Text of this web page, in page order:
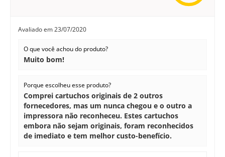
Avaliado em23/07/2020
O que você achou do produto?
Muito bom!
Porque escolheu esse produto?
Comprei cartuchos originais de 2 outros
fornecedores, mas um nunca chegou e o outro a
impressora não reconheceu. Estes cartuchos
embora não sejam originais, foram reconhecidos
de imediato e tem melhor custo-benefício.